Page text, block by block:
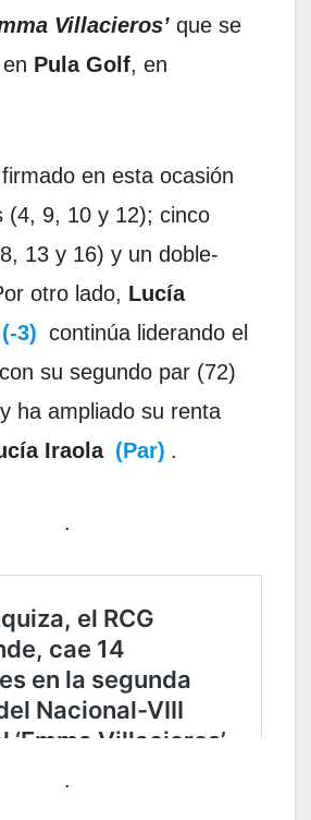
Villacieros’ que se
Pula Golf, en
en esta ocasión
(4, 9, 10 y 12); cinco
13 y 16) y un doble-
otro lado, Lucía
(-3) continúa liderando el
su segundo par (72)
ha ampliado su renta
Iraola (Par) .
.
.